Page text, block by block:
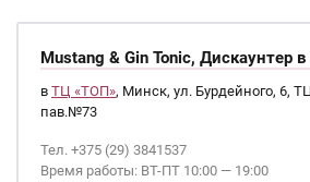
Mustang & Gin Tonic, Дискаунтер
в ТЦ «ТОП», Минск, ул. Бурдейного, 6,
пав.№73
Тел. +375 (29) 3841537
Время работы: ВТ-ПТ 10:00 — 19:00